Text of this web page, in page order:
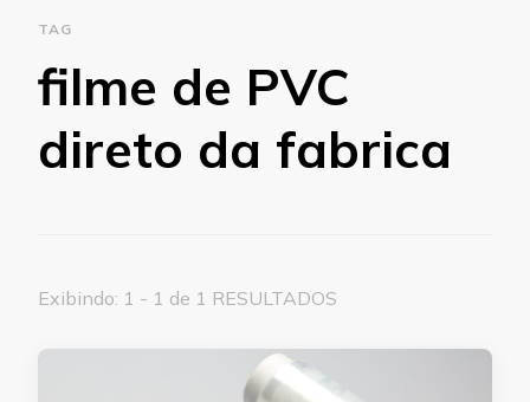
TAG
filme de PVC
direto da fabrica
Exibindo: 1 - 1 de 1 RESULTADOS